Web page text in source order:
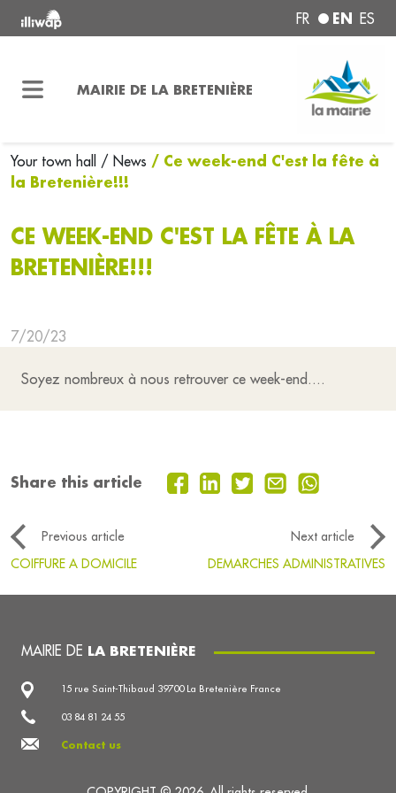
FR EN ES
MAIRIE DE LA BRETENIÈRE
Your town hall / News / Ce week-end C'est la fête à
la Bretenière!!!
CE WEEK-END C'EST LA FÊTE À LA
BRETENIÈRE!!!
7/20/23
Soyez nombreux à nous retrouver ce week-end....
Share this article
Previous article
Next article
COIFFURE A DOMICILE
DEMARCHES ADMINISTRATIVES
MAIRIE DE LA BRETENIÈRE
15 rue Saint-Thibaud 39700 La Bretenière France
03 84 81 24 55
Contact us